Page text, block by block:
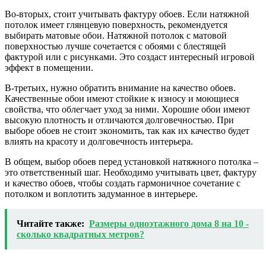
Во-вторых, стоит учитывать фактуру обоев. Если натяжной
потолок имеет глянцевую поверхность, рекомендуется
выбирать матовые обои. Натяжной потолок с матовой
поверхностью лучше сочетается с обоями с блестящей
фактурой или с рисунками. Это создаст интересный игровой
эффект в помещении.
В-третьих, нужно обратить внимание на качество обоев.
Качественные обои имеют стойкие к износу и моющиеся
свойства, что облегчает уход за ними. Хорошие обои имеют
высокую плотность и отличаются долговечностью. При
выборе обоев не стоит экономить, так как их качество будет
влиять на красоту и долговечность интерьера.
В общем, выбор обоев перед установкой натяжного потолка –
это ответственный шаг. Необходимо учитывать цвет, фактуру
и качество обоев, чтобы создать гармоничное сочетание с
потолком и воплотить задуманное в интерьере.
Читайте также: Размеры одноэтажного дома 8 на 10 -
сколько квадратных метров?